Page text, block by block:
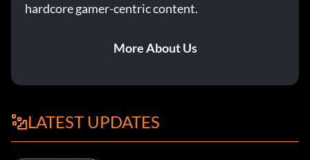
hardcore gamer-centric content.
More About Us
LATEST UPDATES